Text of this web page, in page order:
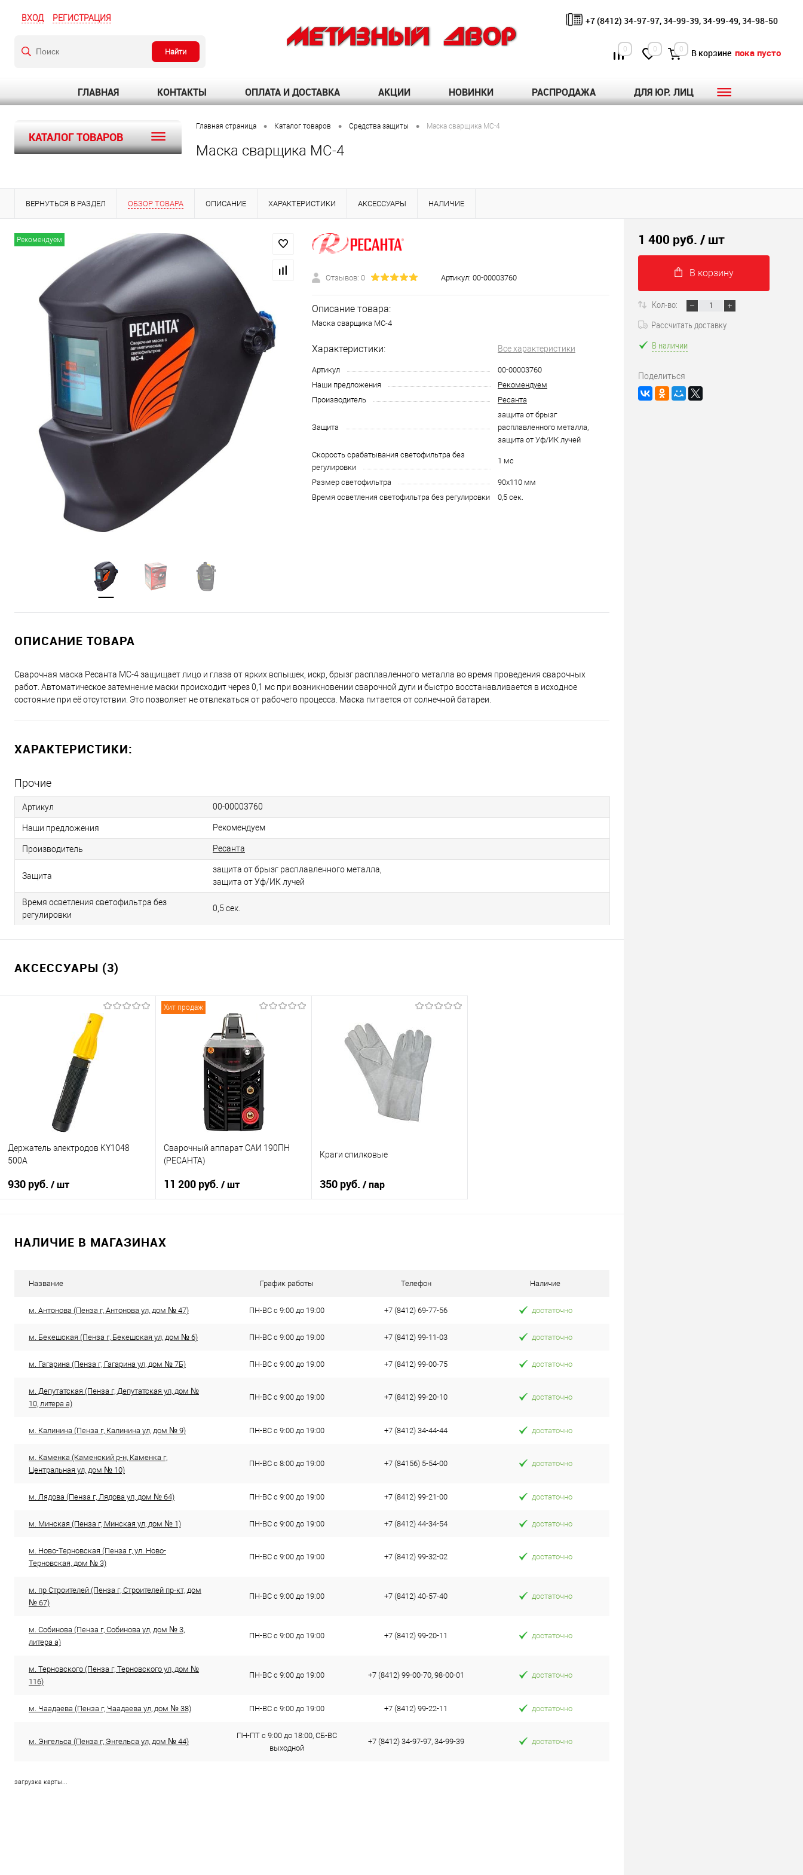
ВХОД РЕГИСТРАЦИЯ
Найти
+7 (8412) 34-97-97, 34-99-39, 34-99-49, 34-98-50
0 0 0 В корзине пока пусто
ГЛАВНАЯ КОНТАКТЫ ОПЛАТА И ДОСТАВКА АКЦИИ НОВИНКИ РАСПРОДАЖА ДЛЯ ЮР. ЛИЦ
КАТАЛОГ ТОВАРОВ
Главная страница • Каталог товаров • Средства защиты • Маска сварщика МС-4
Маска сварщика МС-4
ВЕРНУТЬСЯ В РАЗДЕЛ ОБЗОР ТОВАРА ОПИСАНИЕ ХАРАКТЕРИСТИКИ АКСЕССУАРЫ НАЛИЧИЕ
Рекомендуем
Отзывов: 0 Артикул: 00-00003760
Описание товара:
Маска сварщика МС-4
Характеристики: Все характеристики
Артикул
00-00003760
Наши предложения
Рекомендуем
Производитель
Ресанта
Защита
защита от брызг
расплавленного металла,
защита от Уф/ИК лучей
Скорость срабатывания светофильтра без
регулировки
1 мс
Размер светофильтра
90x110 мм
Время осветления светофильтра без регулировки
0,5 сек.
ОПИСАНИЕ ТОВАРА
Сварочная маска Ресанта МС-4 защищает лицо и глаза от ярких вспышек, искр, брызг расплавленного металла во время проведения сварочных
работ. Автоматическое затемнение маски происходит через 0,1 мс при возникновении сварочной дуги и быстро восстанавливается в исходное
состояние при её отсутствии. Это позволяет не отвлекаться от рабочего процесса. Маска питается от солнечной батареи.
ХАРАКТЕРИСТИКИ:
Прочие
Артикул 00-00003760
Наши предложения Рекомендуем
Производитель Ресанта
Защита
защита от брызг расплавленного металла,
защита от Уф/ИК лучей
Время осветления светофильтра без
регулировки
0,5 сек.
АКСЕССУАРЫ (3)
Держатель электродов KY1048
500A
930 руб. / шт
К сравнению
В наличии
Хит продаж
Сварочный аппарат САИ 190ПН
(РЕСАНТА)
11 200 руб. / шт
Краги спилковые
350 руб. / пар
НАЛИЧИЕ В МАГАЗИНАХ
Название График работы Телефон Наличие
м. Антонова (Пенза г, Антонова ул, дом № 47) ПН-ВС с 9:00 до 19:00 +7 (8412) 69-77-56 достаточно
м. Бекешская (Пенза г, Бекешская ул, дом № 6) ПН-ВС с 9:00 до 19:00 +7 (8412) 99-11-03 достаточно
м. Гагарина (Пенза г, Гагарина ул, дом № 7Б) ПН-ВС с 9:00 до 19:00 +7 (8412) 99-00-75 достаточно
м. Депутатская (Пенза г, Депутатская ул, дом №
10, литера а)
ПН-ВС с 9:00 до 19:00 +7 (8412) 99-20-10 достаточно
м. Калинина (Пенза г, Калинина ул, дом № 9) ПН-ВС с 9:00 до 19:00 +7 (8412) 34-44-44 достаточно
м. Каменка (Каменский р-н, Каменка г,
Центральная ул, дом № 10)
ПН-ВС с 8:00 до 19:00 +7 (84156) 5-54-00 достаточно
м. Лядова (Пенза г, Лядова ул, дом № 64) ПН-ВС с 9:00 до 19:00 +7 (8412) 99-21-00 достаточно
м. Минская (Пенза г, Минская ул, дом № 1) ПН-ВС с 9:00 до 19:00 +7 (8412) 44-34-54 достаточно
м. Ново-Терновская (Пенза г, ул. Ново-
Терновская, дом № 3)
ПН-ВС с 9:00 до 19:00 +7 (8412) 99-32-02 достаточно
м. пр Строителей (Пенза г, Строителей пр-кт, дом
№ 67)
ПН-ВС с 9:00 до 19:00 +7 (8412) 40-57-40 достаточно
м. Собинова (Пенза г, Собинова ул, дом № 3,
литера а)
ПН-ВС с 9:00 до 19:00 +7 (8412) 99-20-11 достаточно
м. Терновского (Пенза г, Терновского ул, дом №
116)
ПН-ВС с 9:00 до 19:00 +7 (8412) 99-00-70, 98-00-01 достаточно
м. Чаадаева (Пенза г, Чаадаева ул, дом № 38) ПН-ВС с 9:00 до 19:00 +7 (8412) 99-22-11 достаточно
м. Энгельса (Пенза г, Энгельса ул, дом № 44)
ПН-ПТ с 9:00 до 18:00, СБ-ВС
выходной
+7 (8412) 34-97-97, 34-99-39 достаточно
загрузка карты...
1 400 руб. / шт
В корзину
Кол-во:
Рассчитать доставку
В наличии
Поделиться